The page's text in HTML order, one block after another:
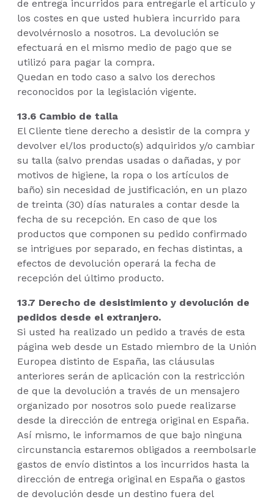
de entrega incurridos para entregarle el artículo y
los costes en que usted hubiera incurrido para
devolvérnoslo a nosotros. La devolución se
efectuará en el mismo medio de pago que se
utilizó para pagar la compra.
Quedan en todo caso a salvo los derechos
reconocidos por la legislación vigente.
13.6 Cambio de talla
El Cliente tiene derecho a desistir de la compra y
devolver el/los producto(s) adquiridos y/o cambiar
su talla (salvo prendas usadas o dañadas, y por
motivos de higiene, la ropa o los artículos de
baño) sin necesidad de justificación, en un plazo
de treinta (30) días naturales a contar desde la
fecha de su recepción. En caso de que los
productos que componen su pedido confirmado
se intrigues por separado, en fechas distintas, a
efectos de devolución operará la fecha de
recepción del último producto.
13.7 Derecho de desistimiento y devolución de
pedidos desde el extranjero.
Si usted ha realizado un pedido a través de esta
página web desde un Estado miembro de la Unión
Europea distinto de España, las cláusulas
anteriores serán de aplicación con la restricción
de que la devolución a través de un mensajero
organizado por nosotros solo puede realizarse
desde la dirección de entrega original en España.
Así mismo, le informamos de que bajo ninguna
circunstancia estaremos obligados a reembolsarle
gastos de envío distintos a los incurridos hasta la
dirección de entrega original en España o gastos
de devolución desde un destino fuera del